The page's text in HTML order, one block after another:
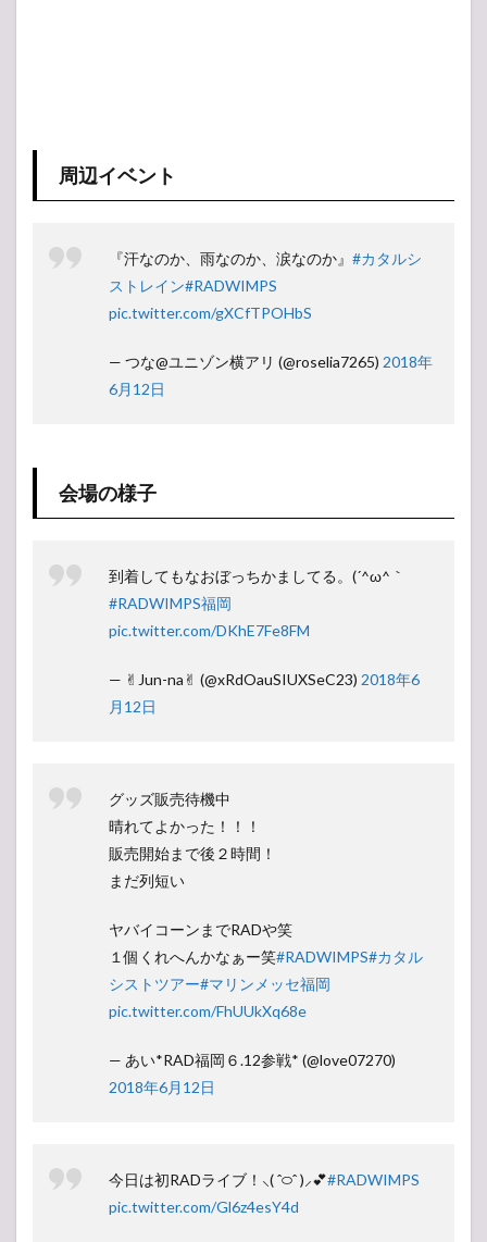
周辺イベント
『汗なのか、雨なのか、涙なのか』 #カタルシ
ストレイン#RADWIMPS
pic.twitter.com/gXCfTPOHbS
— つな@ユニゾン横アリ (@roselia7265) 2018年
6月12日
会場の様子
到着してもなおぼっちかましてる。(´^ω^｀
#RADWIMPS福岡
pic.twitter.com/DKhE7Fe8FM
— ✌︎︎Jun-na✌︎︎ (@xRdOauSIUXSeC23) 2018年6
月12日
グッズ販売待機中
晴れてよかった！！！
販売開始まで後２時間！
まだ列短い
ヤバイコーンまでRADや笑
１個くれへんかなぁー笑#RADWIMPS#カタル
シストツアー#マリンメッセ福岡
pic.twitter.com/FhUUkXq68e
— あい*RAD福岡６.12参戦* (@love07270)
2018年6月12日
今日は初RADライブ！⸜( ˆ࿀ˆ )⸝💕#RADWIMPS
pic.twitter.com/Gl6z4esY4d